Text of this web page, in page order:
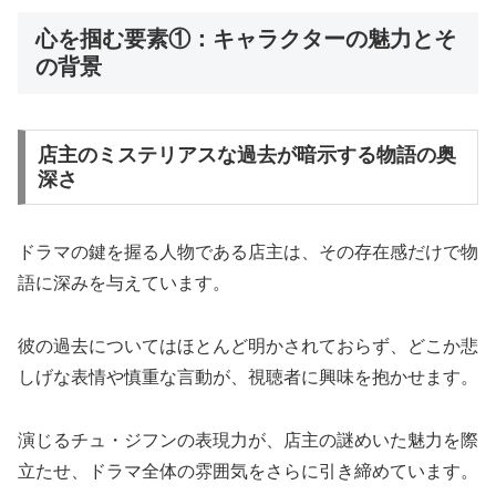
心を掴む要素①：キャラクターの魅力とそ
の背景
店主のミステリアスな過去が暗示する物語の奥
深さ
ドラマの鍵を握る人物である店主は、その存在感だけで物
語に深みを与えています。
彼の過去についてはほとんど明かされておらず、どこか悲
しげな表情や慎重な言動が、視聴者に興味を抱かせます。
演じるチュ・ジフンの表現力が、店主の謎めいた魅力を際
立たせ、ドラマ全体の雰囲気をさらに引き締めています。